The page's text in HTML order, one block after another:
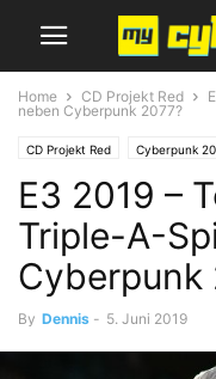
Home CD Projekt Red
neben Cyberpunk 2077?
CD Projekt Red Cyberpunk
E3 2019 –
Triple-A-
Cyberpunk
By Dennis - 5. Juni 2019